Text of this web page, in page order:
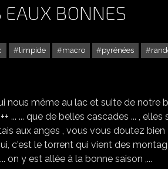
EAUX BONNES
limpide macro pyrénées
nous même au lac et suite de notre
... ... que de belles cascades ... ,
aux anges , vous vous doutez bien
c'est le torrent qui vient des
on y est allée à la bonne saison ,...